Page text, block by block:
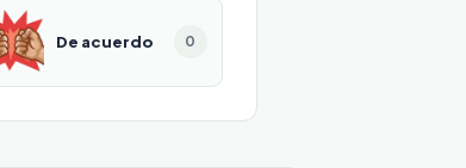
De acuerdo 0